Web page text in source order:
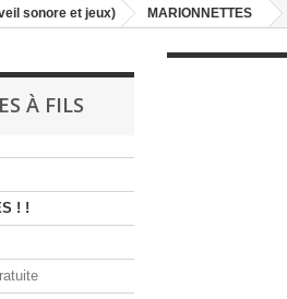
sonore et jeux) MARIONNETTES
À FILS
! !